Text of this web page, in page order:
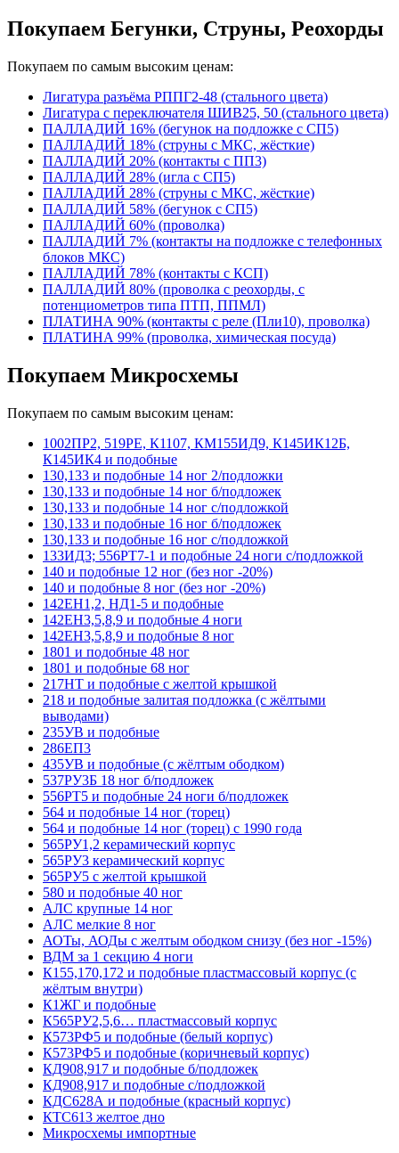
Покупаем Бегунки, Струны, Реохорды
Покупаем по самым высоким ценам:
Лигатура разъёма РППГ2-48 (стального цвета)
Лигатура с переключателя ШИВ25, 50 (стального цвета)
ПАЛЛАДИЙ 16% (бегунок на подложке с СП5)
ПАЛЛАДИЙ 18% (струны с МКС, жёсткие)
ПАЛЛАДИЙ 20% (контакты с ПП3)
ПАЛЛАДИЙ 28% (игла с СП5)
ПАЛЛАДИЙ 28% (струны с МКС, жёсткие)
ПАЛЛАДИЙ 58% (бегунок с СП5)
ПАЛЛАДИЙ 60% (проволка)
ПАЛЛАДИЙ 7% (контакты на подложке с телефонных
блоков МКС)
ПАЛЛАДИЙ 78% (контакты с КСП)
ПАЛЛАДИЙ 80% (проволка с реохорды, с
потенциометров типа ПТП, ППМЛ)
ПЛАТИНА 90% (контакты с реле (Пли10), проволка)
ПЛАТИНА 99% (проволка, химическая посуда)
Покупаем Микросхемы
Покупаем по самым высоким ценам:
1002ПР2, 519РЕ, К1107, КМ155ИД9, К145ИК12Б,
К145ИК4 и подобные
130,133 и подобные 14 ног 2/подложки
130,133 и подобные 14 ног б/подложек
130,133 и подобные 14 ног с/подложкой
130,133 и подобные 16 ног б/подложек
130,133 и подобные 16 ног с/подложкой
133ИД3; 556РТ7-1 и подобные 24 ноги с/подложкой
140 и подобные 12 ног (без ног -20%)
140 и подобные 8 ног (без ног -20%)
142ЕН1,2, НД1-5 и подобные
142ЕН3,5,8,9 и подобные 4 ноги
142ЕН3,5,8,9 и подобные 8 ног
1801 и подобные 48 ног
1801 и подобные 68 ног
217НТ и подобные с желтой крышкой
218 и подобные залитая подложка (с жёлтыми
выводами)
235УВ и подобные
286ЕП3
435УВ и подобные (с жёлтым ободком)
537РУ3Б 18 ног б/подложек
556РТ5 и подобные 24 ноги б/подложек
564 и подобные 14 ног (торец)
564 и подобные 14 ног (торец) с 1990 года
565РУ1,2 керамический корпус
565РУ3 керамический корпус
565РУ5 с желтой крышкой
580 и подобные 40 ног
АЛС крупные 14 ног
АЛС мелкие 8 ног
АОТы, АОДы с желтым ободком снизу (без ног -15%)
ВДМ за 1 секцию 4 ноги
К155,170,172 и подобные пластмассовый корпус (с
жёлтым внутри)
К1ЖГ и подобные
К565РУ2,5,6… пластмассовый корпус
К573РФ5 и подобные (белый корпус)
К573РФ5 и подобные (коричневый корпус)
КД908,917 и подобные б/подложек
КД908,917 и подобные с/подложкой
КДС628А и подобные (красный корпус)
КТС613 желтое дно
Микросхемы импортные